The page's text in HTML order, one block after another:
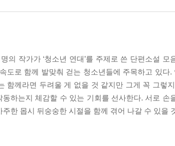
의 작가가 ‘청소년 연대’를 주제로 쓴 단편소설 모
도로 함께 발맞춰 걷는 청소년들에 주목하고 있다
함께라면 두려울 게 없을 것 같지만 그게 꼭 그렇
하는지 체감할 수 있는 기회를 선사한다. 서로 손
한 몹시 뒤숭숭한 시절을 함께 겪어 나갈 수 있을